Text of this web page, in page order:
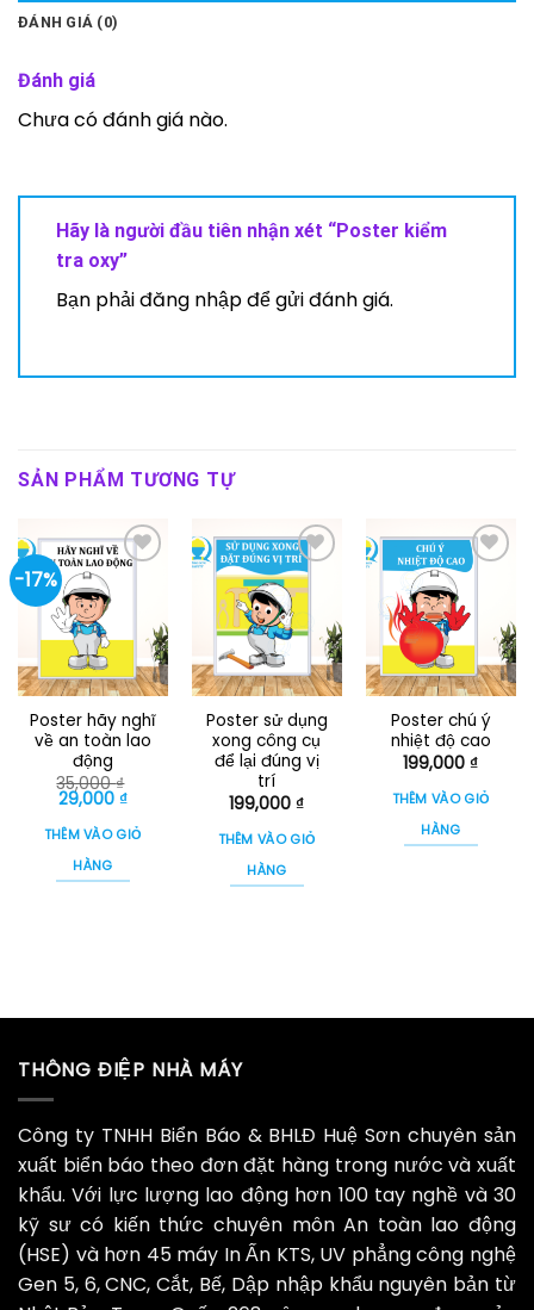
ĐÁNH GIÁ (0)
Đánh giá
Chưa có đánh giá nào.
Hãy là người đầu tiên nhận xét “Poster kiểm
tra oxy”
Bạn phảiđăng nhậpđể gửi đánh giá.
SẢN PHẨM TƯƠNG TỰ
-17%
Poster hãy nghĩ
về an toàn lao
động
35,000₫
Giá
gốc
là:
35,000 ₫.
29,000 ₫Giá
tại
là:
THÊM VÀO GIỎ
HÀNG
Poster sử dụng
xong công cụ
để lại đúng vị
trí
199,000₫
THÊM VÀO GIỎ
HÀNG
Poster chú ý
nhiệt độ cao
199,000₫
THÊM VÀO GIỎ
HÀNG
THÔNG ĐIỆP NHÀ MÁY
Công ty TNHH Biển Báo & BHLĐ Huệ Sơn chuyên sản
xuất biển báo theo đơn đặt hàng trong nước và xuất
khẩu. Với lực lượng lao động hơn 100 tay nghề và 30
kỹ sư có kiến thức chuyên môn An toàn lao động
(HSE) và hơn 45 máy In Ấn KTS, UV phẳng công nghệ
Gen 5, 6, CNC, Cắt, Bế, Dập nhập khẩu nguyên bản từ